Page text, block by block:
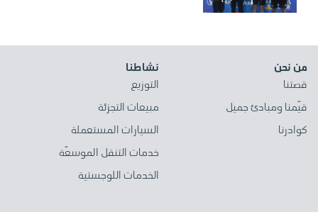
من نحن
قصتنا
قيّمنا ومبادئ جميل
كوادرنا
نشاطنا
التوزيع
مبيعات التجزئة
السيارات المستعملة
خدمات التنقل الموسعّة
الخدمات اللوجستية